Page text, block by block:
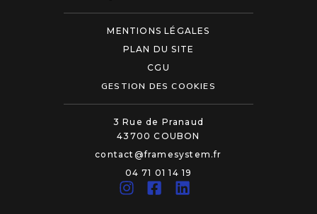
MENTIONS LÉGALES
PLAN DU SITE
CGU
GESTION DES COOKIES
3 Rue de Pranaud
43700 COUBON
contact@framesystem.fr
04 71 01 14 19